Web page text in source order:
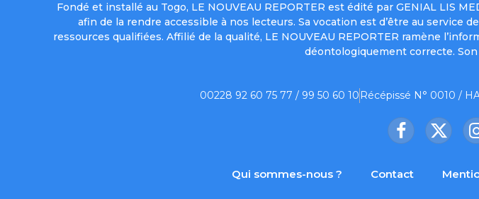
Fondé et installé au Togo, LE NOUVEAU REPORTER est édité par GENIAL LIS
afin de la rendre accessible à nos lecteurs. Sa vocation est d’être au service
ressources qualifiées. Affilié de la qualité, LE NOUVEAU REPORTER ramène
déontologiquement correcte.
00228 92 60 75 77 / 99 50 60 10 Récépissé N° 0010 /
Facebook
X
Qui sommes-nous ? Contact